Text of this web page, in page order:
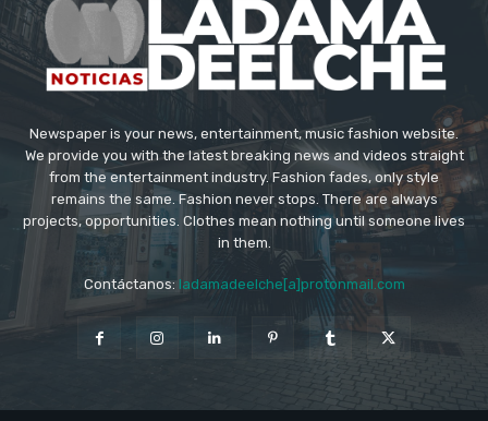
Newspaper is your news, entertainment, music fashion website.
We provide you with the latest breaking news and videos straight
from the entertainment industry. Fashion fades, only style
remains the same. Fashion never stops. There are always
projects, opportunities. Clothes mean nothing until someone lives
in them.
Contáctanos: ladamadeelche[a]protonmail.com